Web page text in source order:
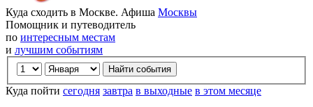
Куда сходить в Москве. Афиша Москвы
Помощник и путеводитель
по интересным местам
и лучшим событиям
Куда пойти сегодня завтра в выходные в этом месяце